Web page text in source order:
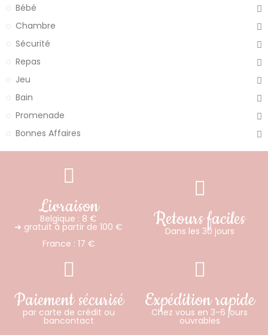
Bébé
Chambre
Sécurité
Repas
Jeu
Bain
Promenade
Bonnes Affaires
Livraison
Belgique : 8 €
➜ gratuit à partir de 100 €
France : 17 €
Retours faciles
Dans les 30 jours
Paiement sécurisé
par carte de crédit ou
bancontact
Expédition rapide
Chez vous en 3-6 jours
ouvrables